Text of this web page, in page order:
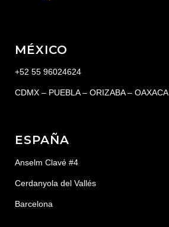
MÉXICO
+52 55 96024624
CDMX – PUEBLA – ORIZABA – OAXACA
ESPAÑA
Anselm Clavé #4
Cerdanyola del Vallés
Barcelona